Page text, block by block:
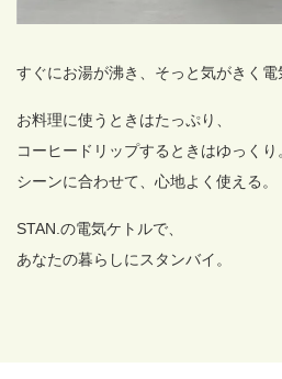
すぐにお湯が沸き、そっと気がきく電
お料理に使うときはたっぷり、
コーヒードリップするときはゆっくり
シーンに合わせて、心地よく使える。
STAN.の電気ケトルで、
あなたの暮らしにスタンバイ。